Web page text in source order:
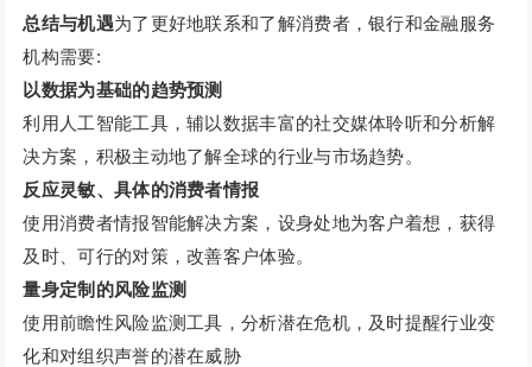
总结与机遇为了更好地联系和了解消费者，银行和金融服务
机构需要:
以数据为基础的趋势预测
利用人工智能工具，辅以数据丰富的社交媒体聆听和分析解
决方案，积极主动地了解全球的行业与市场趋势。
反应灵敏、具体的消费者情报
使用消费者情报智能解决方案，设身处地为客户着想，获得
及时、可行的对策，改善客户体验。
量身定制的风险监测
使用前瞻性风险监测工具，分析潜在危机，及时提醒行业变
化和对组织声誉的潜在威胁